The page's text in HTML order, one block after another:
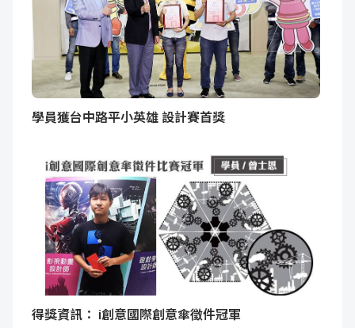
學員獲台中路平小英雄 設計賽首獎
得獎資訊： i創意國際創意傘徵件冠軍